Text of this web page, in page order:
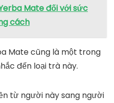
Mate đối với sức
cách
Mate cũng là một trong
đến loại trà này.
từ người này sang người